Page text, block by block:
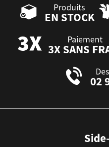
Produits
EN STOCK
Paiement
3X SANS
02